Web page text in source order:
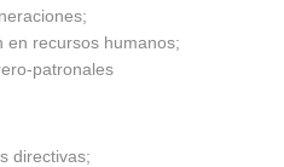
en recursos humanos;
patronales
directivas;